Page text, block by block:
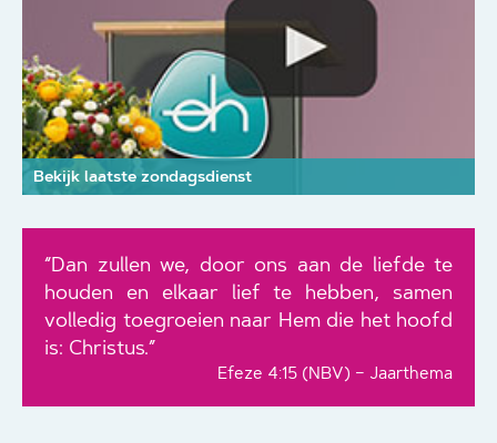
Bekijk laatste zondagsdienst
“Dan zullen we, door ons aan de liefde te
houden en elkaar lief te hebben, samen
volledig toegroeien naar Hem die het hoofd
is: Christus.”
Efeze 4:15 (NBV) – Jaarthema